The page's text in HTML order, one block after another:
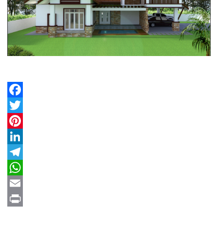
Facebook
Twitter
Pinterest
LinkedIn
Telegram
WhatsApp
Email